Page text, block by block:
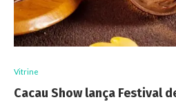
Vitrine
Cacau Show lança Festival